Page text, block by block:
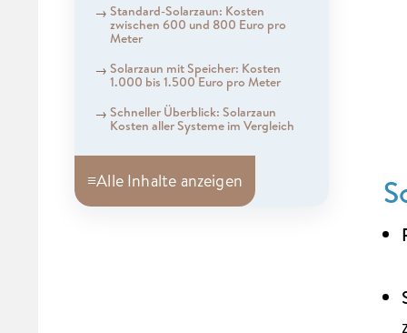
Standard-Solarzaun: Kosten
zwischen 600 und 800 Euro pro
Meter
Solarzaun mit Speicher: Kosten
1.000 bis 1.500 Euro pro Meter
Schneller Überblick: Solarzaun
Kosten aller Systeme im Vergleich
≡Alle Inhalte anzeigen